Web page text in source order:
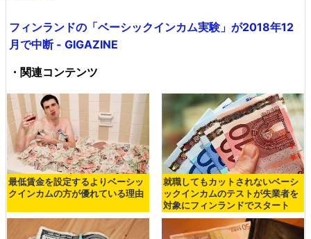
フィンランドの「ベーシックインカム実験」が2018年12
月で中断 - GIGAZINE
・関連コンテンツ
最低賃金を設定するよりベーシッ
クインカムの方が優れている理由
就職してもカットされないベーシ
ックインカムのテストが失業者を
対象にフィンランドでスタート